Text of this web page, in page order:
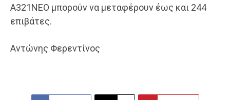
Α321ΝΕΟ μπορούν να μεταφέρουν έως και 244
επιβάτες.
Αντώνης Φερεντίνος